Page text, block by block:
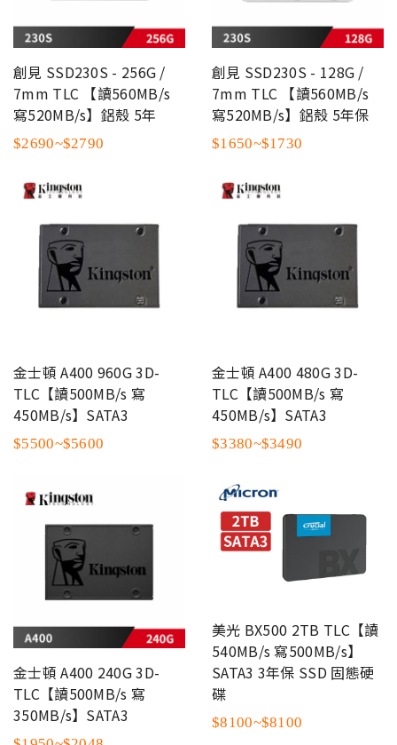
創見 SSD230S - 256G /
7mm TLC 【讀560MB/s
寫520MB/s】鋁殼 5年
$2690~$2790
創見 SSD230S - 128G /
7mm TLC 【讀560MB/s
寫520MB/s】鋁殼 5年保
$1650~$1730
金士頓 A400 960G 3D-
TLC【讀500MB/s 寫
450MB/s】SATA3
$5500~$5600
金士頓 A400 480G 3D-
TLC【讀500MB/s 寫
450MB/s】SATA3
$3380~$3490
金士頓 A400 240G 3D-
TLC【讀500MB/s 寫
350MB/s】SATA3
美光 BX500 2TB TLC【讀
540MB/s 寫500MB/s】
SATA3 3年保 SSD 固態硬
碟
$8100~$8100